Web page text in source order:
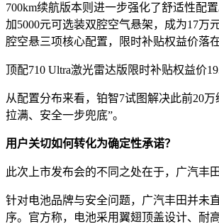
700km续航版本则进一步强化了舒适性配
加5000元可选装双腔空气悬架，成为17万
腔空悬三项核心配置，限时补贴权益价落
顶配710 Ultra激光雷达版限时补贴权益价
从配置分布来看，铂智7试图解决此前20
拉满、安全一步兜底”。
用户关切如何转化为确定性承诺？
此次上市发布会的不同之处在于，广汽丰
针对电池品牌与安全问题，广汽丰田并未
序。官方称，电池采用翼翅顶盖设计、耐